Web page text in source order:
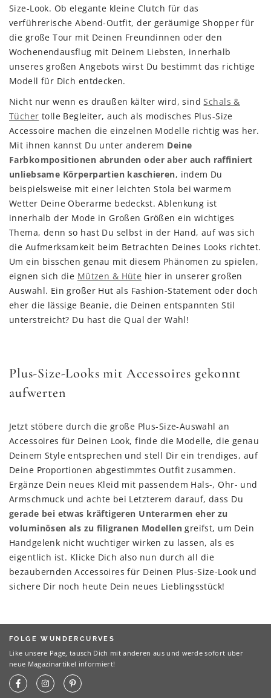
Size-Look. Ob elegante kleine Clutch für das
verführerische Abend-Outfit, der geräumige Shopper für
die große Tour mit Deinen Freundinnen oder den
Wochenendausflug mit Deinem Liebsten, innerhalb
unseres großen Angebots wirst Du bestimmt das richtige
Modell für Dich entdecken.
Nicht nur wenn es draußen kälter wird, sindSchals &
Tücher tolle Begleiter, auch als modisches Plus-Size
Accessoire machen die einzelnen Modelle richtig was her.
Mit ihnen kannst Du unter anderem Deine
Farbkompositionen abrunden oder aber auch raffiniert
unliebsame Körperpartien kaschieren, indem Du
beispielsweise mit einer leichten Stola bei warmem
Wetter Deine Oberarme bedeckst. Ablenkung ist
innerhalb der Mode in Großen Größen ein wichtiges
Thema, denn so hast Du selbst in der Hand, auf was sich
die Aufmerksamkeit beim Betrachten Deines Looks richtet.
Um ein bisschen genau mit diesem Phänomen zu spielen,
eignen sich die Mützen & Hüte hier in unserer großen
Auswahl. Ein großer Hut als Fashion-Statement oder doch
eher die lässige Beanie, die Deinen entspannten Stil
unterstreicht? Du hast die Qual der Wahl!
Plus-Size-Looks mit Accessoires gekonnt
aufwerten
Jetzt stöbere durch die große Plus-Size-Auswahl an
Accessoires für Deinen Look, finde die Modelle, die genau
Deinem Style entsprechen und stell Dir ein trendiges, auf
Deine Proportionen abgestimmtes Outfit zusammen.
Ergänze Dein neues Kleid mit passendem Hals-, Ohr- und
Armschmuck und achte bei Letzterem darauf, dass Du
gerade bei etwas kräftigeren Unterarmen eher zu
voluminösen als zu filigranen Modellengreifst, um Dein
Handgelenk nicht wuchtiger wirken zu lassen, als es
eigentlich ist. Klicke Dich also nun durch all die
bezaubernden Accessoires für Deinen Plus-Size-Look und
sichere Dir noch heute Dein neues Lieblingsstück!
FOLGE WUNDERCURVES
Like unsere Page, tausch Dich mit anderen aus und werde sofort über
neue Magazinartikel informiert!